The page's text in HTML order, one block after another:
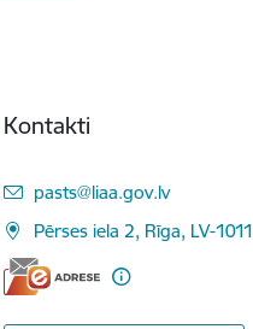
Kontakti
E-pasts:
pasts@liaa.gov.lv
Pērses iela 2, Rīga, LV-1011